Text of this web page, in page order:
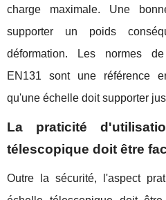
charge maximale. Une
supporter un poids
déformation. Les normes
EN131 sont une référence
qu'une échelle doit supporter
La praticité
télescopique doit être
Outre la sécurité, l'aspect